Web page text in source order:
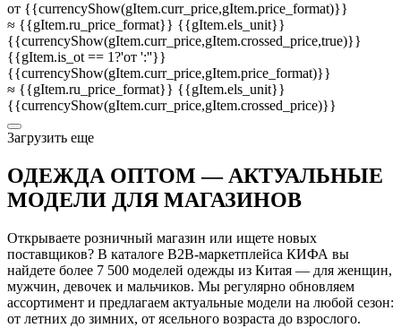
от {{currencyShow(gItem.curr_price,gItem.price_format)}}
≈ {{gItem.ru_price_format}} {{gItem.els_unit}}
{{currencyShow(gItem.curr_price,gItem.crossed_price,true)}}
{{gItem.is_ot == 1?'от ':''}}
{{currencyShow(gItem.curr_price,gItem.price_format)}}
≈ {{gItem.ru_price_format}} {{gItem.els_unit}}
{{currencyShow(gItem.curr_price,gItem.crossed_price)}}
3агрузить еще
ОДЕЖДА ОПТОМ — АКТУАЛЬНЫЕ
МОДЕЛИ ДЛЯ МАГАЗИНОВ
Открываете розничный магазин или ищете новых
поставщиков? В каталоге B2B-маркетплейса КИФА вы
найдете более 7 500 моделей одежды из Китая — для женщин,
мужчин, девочек и мальчиков. Мы регулярно обновляем
ассортимент и предлагаем актуальные модели на любой сезон:
от летних до зимних, от ясельного возраста до взрослого.